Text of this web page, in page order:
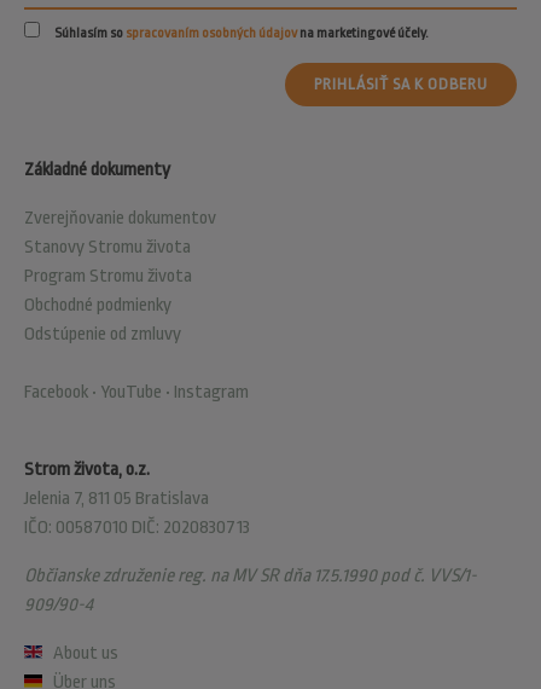
Strom života, o.z.
Jelenia 7, 811 05 Bratislava
IČO: 00587010 DIČ: 2020830713
Občianske združenie reg. na MV SR dňa 17.5.1990 pod č. VVS/1-
909/90-4
About us
Über uns
Základné dokumenty
Zverejňovanie dokumentov
Stanovy Stromu života
Program Stromu života
Obchodné podmienky
Odstúpenie od zmluvy
Facebook • YouTube • Instagram
Súhlasím so spracovaním osobných údajovna marketingové účely.
PRIHLÁSIŤ SA K ODBERU